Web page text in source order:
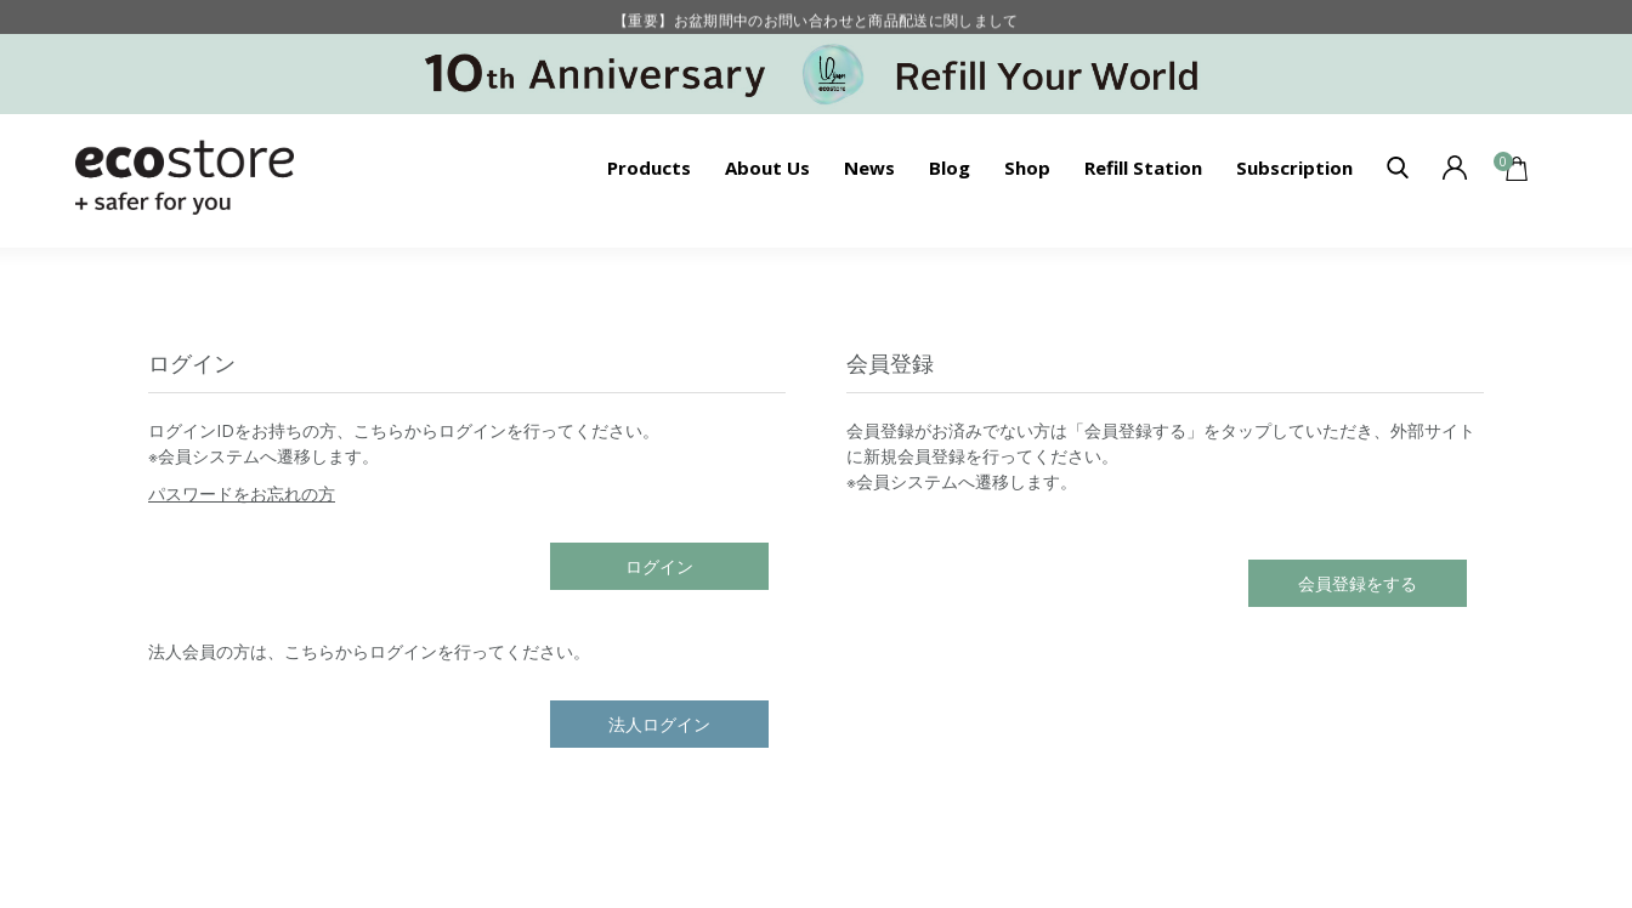
【重要】お盆期間中のお問い合わせと商品配送に関しまして
毎月お得にポイントが貯まる！ “月のポイントアップデー”
Products About Us News Blog Shop Refill Station Subscription 0
ログイン
ログインIDをお持ちの方、こちらからログインを行ってください。
※会員システムへ遷移します。
パスワードをお忘れの方
ログイン
法人会員の方は、こちらからログインを行ってください。
法人ログイン
会員登録
会員登録がお済みでない方は「会員登録する」をタップしていただき、外部サイト
に新規会員登録を行ってください。
※会員システムへ遷移します。
会員登録をする